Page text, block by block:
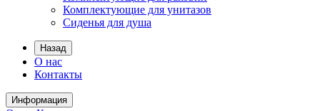
Комплектующие для унитазов
Сиденья для душа
Назад
О нас
Контакты
Информация